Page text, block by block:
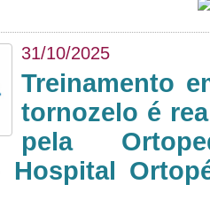
31/10/2025
Treinamento
tornozelo é
pela
Hospital